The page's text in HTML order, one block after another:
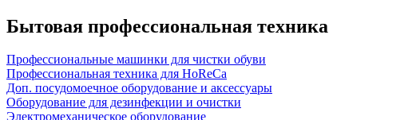
Бытовая профессиональная техника
Профессиональные машинки для чистки обуви
Профессиональная техника для HoReCa
Доп. посудомоечное оборудование и аксессуары
Оборудование для дезинфекции и очистки
Электромеханическое оборудование